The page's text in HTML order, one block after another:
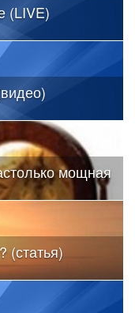
(LIVE)
мощная
(статья)